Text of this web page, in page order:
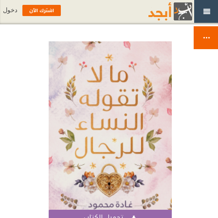
اشترك الآن دخول